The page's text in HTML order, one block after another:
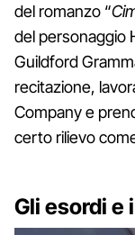
del romanzo “
del personaggio
Guildford
recitazione,
Company e
certo rilievo
Gli esordi e